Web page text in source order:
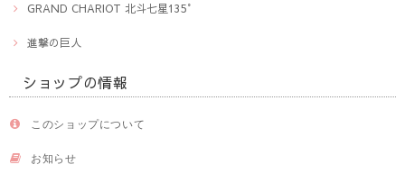
GRAND CHARIOT 北斗七星135°
進撃の巨人
ショップの情報
このショップについて
お知らせ